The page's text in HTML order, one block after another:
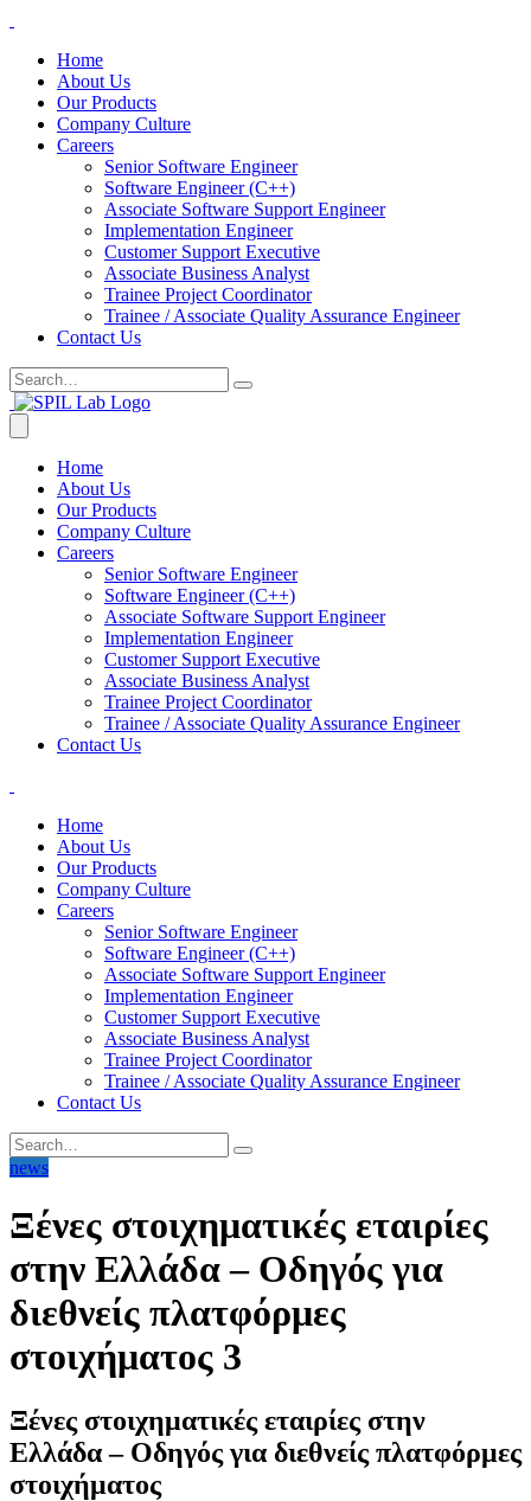
Home
About Us
Our Products
Company Culture
Careers
Senior Software Engineer
Software Engineer (C++)
Associate Software Support Engineer
Implementation Engineer
Customer Support Executive
Associate Business Analyst
Trainee Project Coordinator
Trainee / Associate Quality Assurance Engineer
Contact Us
Home
About Us
Our Products
Company Culture
Careers
Senior Software Engineer
Software Engineer (C++)
Associate Software Support Engineer
Implementation Engineer
Customer Support Executive
Associate Business Analyst
Trainee Project Coordinator
Trainee / Associate Quality Assurance Engineer
Contact Us
Home
About Us
Our Products
Company Culture
Careers
Senior Software Engineer
Software Engineer (C++)
Associate Software Support Engineer
Implementation Engineer
Customer Support Executive
Associate Business Analyst
Trainee Project Coordinator
Trainee / Associate Quality Assurance Engineer
Contact Us
news
Ξένες στοιχηματικές εταιρίες
στην Ελλάδα – Οδηγός για
διεθνείς πλατφόρμες
στοιχήματος 3
Ξένες στοιχηματικές εταιρίες στην
Ελλάδα – Οδηγός για διεθνείς πλατφόρμες
στοιχήματος